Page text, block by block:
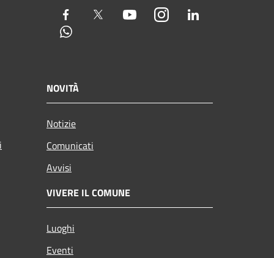
Facebook Twitter YoutubeInstagram
NOVITÀ
Notizie
Comunicati
Avvisi
VIVERE IL COMUNE
Luoghi
Eventi